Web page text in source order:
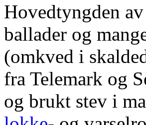
Hovedtyngden
ballader og
(omkved i
fra Telemark og
og brukt stev i